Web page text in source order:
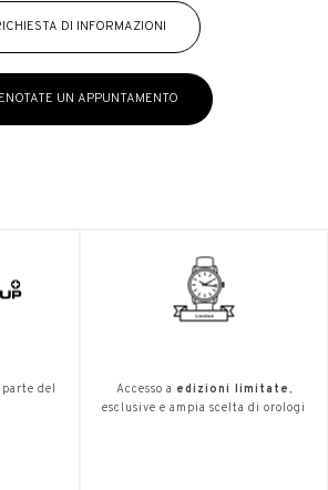
DI INFORMAZIONI
UN APPUNTAMENTO
parte del
Accesso a edizioni limitate,
esclusive e ampia scelta di orologi